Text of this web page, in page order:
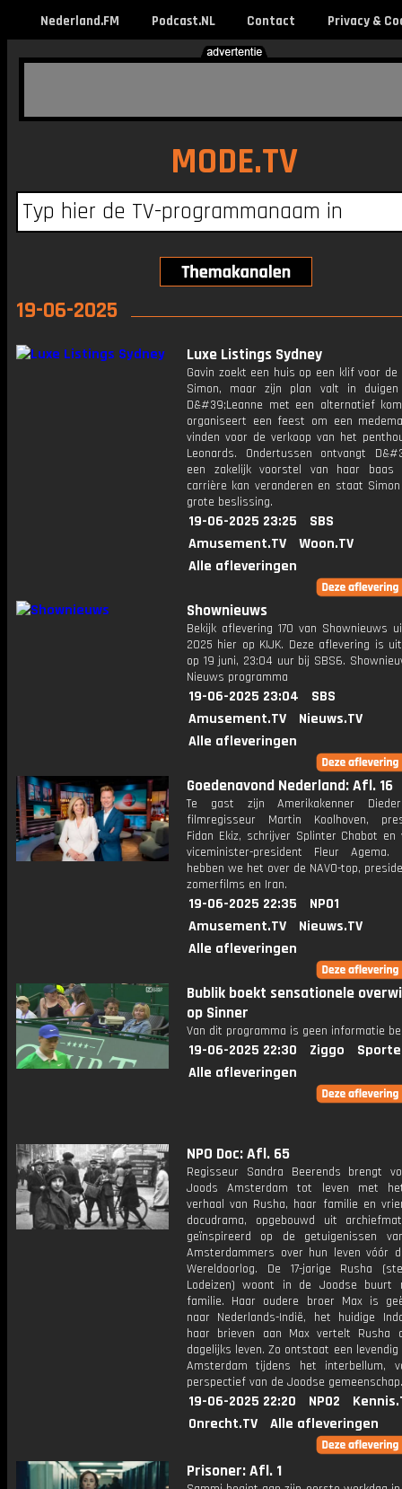
Nederland.FM Podcast.NL Contact Privacy &
MODE.TV
19-06-2025
Luxe Listings Sydney
Gavin zoekt een huis op een klif voor de
Simon, maar zijn plan valt in duigen
D&#39;Leanne met een alternatief
organiseert een feest om een
vinden voor de verkoop van het
Leonards. Ondertussen ontvangt
een zakelijk voorstel van haar baas
carrière kan veranderen en staat
grote beslissing.
19-06-2025 23:25
SBS
Amusement.TV
Woon.TV
Alle afleveringen
Shownieuws
Bekijk aflevering 170 van Shownieuws
2025 hier op KIJK. Deze aflevering is
op 19 juni, 23:04 uur bij SBS6.
Nieuws programma
19-06-2025 23:04
SBS
Amusement.TV
Nieuws.TV
Alle afleveringen
Goedenavond Nederland: Afl. 16
Te gast zijn Amerikakenner
filmregisseur Martin Koolhoven,
Fidan Ekiz, schrijver Splinter Chabot en
viceminister-president Fleur
hebben we het over de NAVO-top,
zomerfilms en Iran.
19-06-2025 22:35
NPO1
Amusement.TV
Nieuws.TV
Alle afleveringen
Bublik boekt sensationele
op Sinner
Van dit programma is geen informatie
19-06-2025 22:30 Ziggo
Alle afleveringen
NPO Doc: Afl. 65
Regisseur Sandra Beerends brengt
Joods Amsterdam tot leven met
verhaal van Rusha, haar familie en
docudrama, opgebouwd uit
geïnspireerd op de getuigenissen
Amsterdammers over hun leven vóór
Wereldoorlog. De 17-jarige Rusha
Lodeizen) woont in de Joodse buurt
familie. Haar oudere broer Max is
naar Nederlands-Indië, het huidige
haar brieven aan Max vertelt Rusha
dagelijks leven. Zo ontstaat een levendig
Amsterdam tijdens het interbellum,
perspectief van de Joodse gemeenschap.
19-06-2025 22:20 NPO2
Onrecht.TV
Alle afleveringen
Prisoner: Afl. 1